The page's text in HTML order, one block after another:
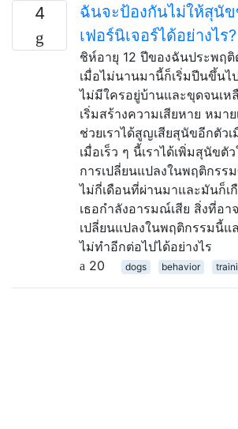
4
ฉันจะป้องกันไม่ให้สุนั
เฟอร์นิเจอร์ได้อย่างไร?
ชิห์อายุ 12 ปีของฉันประพฤ
เมื่อไม่นานมานี้ก็เริ่มปีนขึ้นไ
ไม่มีใครอยู่บ้านและขุดจนเห
เริ่มสร้างความเสียหาย หมา
ช่วยเราได้สูญเสียสุนัขอีกตัว
เมื่อเร็ว ๆ นี้เราได้เพิ่มสุนัขตั
การเปลี่ยนแปลงในพฤติกรรม
ไม่กี่เดือนที่ผ่านมาและมันก็เ
เธอกำลังอารมณ์เสีย สิ่งที่อา
เปลี่ยนแปลงในพฤติกรรมนี้แ
ไม่ทำอีกต่อไปได้อย่างไร
20
dogs behavior